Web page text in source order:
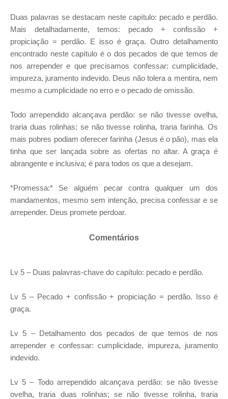
Duas palavras se destacam neste capítulo: pecado e perdão.
Mais detalhadamente, temos: pecado + confissão +
propiciação = perdão. E isso é graça. Outro detalhamento
encontrado neste capítulo é o dos pecados de que temos de
nos arrepender e que precisamos confessar: cumplicidade,
impureza, juramento indevido. Deus não tolera a mentira, nem
mesmo a cumplicidade no erro e o pecado de omissão.
Todo arrependido alcançava perdão: se não tivesse ovelha,
traria duas rolinhas; se não tivesse rolinha, traria farinha. Os
mais pobres podiam oferecer farinha (Jesus é o pão), mas ela
tinha que ser lançada sobre as ofertas no altar. A graça é
abrangente e inclusiva; é para todos os que a desejam.
*Promessa:* Se alguém pecar contra qualquer um dos
mandamentos, mesmo sem intenção, precisa confessar e se
arrepender. Deus promete perdoar.
Comentários
Lv 5 – Duas palavras-chave do capítulo: pecado e perdão.
Lv 5 – Pecado + confissão + propiciação = perdão. Isso é
graça.
Lv 5 – Detalhamento dos pecados de que temos de nos
arrepender e confessar: cumplicidade, impureza, juramento
indevido.
Lv 5 – Todo arrependido alcançava perdão: se não tivesse
ovelha, traria duas rolinhas; se não tivesse rolinha, traria